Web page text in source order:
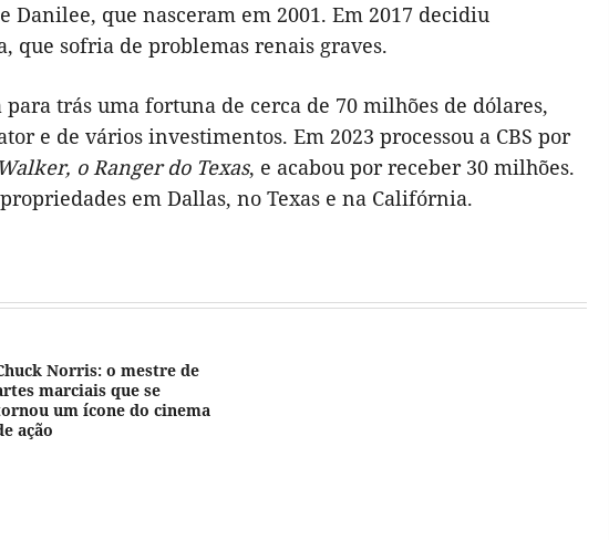
Danilee, que nasceram em 2001. Em 2017 decidiu
que sofria de problemas renais graves.
para trás uma fortuna de cerca de 70 milhões de dólares,
e de vários investimentos. Em 2023 processou a CBS por
Walker, o Ranger do Texas, e acabou por receber 30 milhões.
em Dallas, no Texas e na Califórnia.
Norris: o mestre de
marciais que se
um ícone do cinema
ação